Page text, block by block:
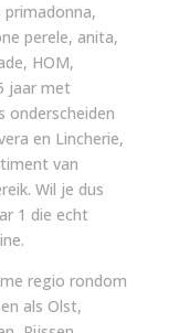
perele, anita,
HOM,
jaar met
onderscheiden
en Lincherie,
van
Wil je dus
1 die echt
regio rondom
als Olst,